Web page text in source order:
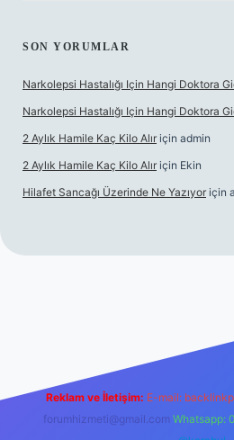
SON YORUMLAR
Narkolepsi Hastalığı Için Hangi Doktora
Narkolepsi Hastalığı Için Hangi Doktora
2 Aylık Hamile Kaç Kilo Alır için admin
2 Aylık Hamile Kaç Kilo Alır için Ekin
Hilafet Sancağı Üzerinde Ne Yazıyor için
Reklam ve İletişim: E-mail:
forumhizmeti@gmail.com Whatsapp: